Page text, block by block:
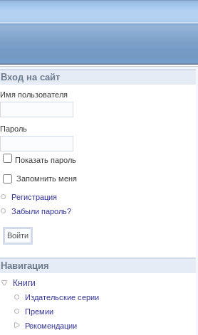
Вход на сайт
Имя пользователя
Пароль
Показать пароль
Запомнить меня
Регистрация
Забыли пароль?
Навигация
Книги
Издательские серии
Премии
Рекомендации